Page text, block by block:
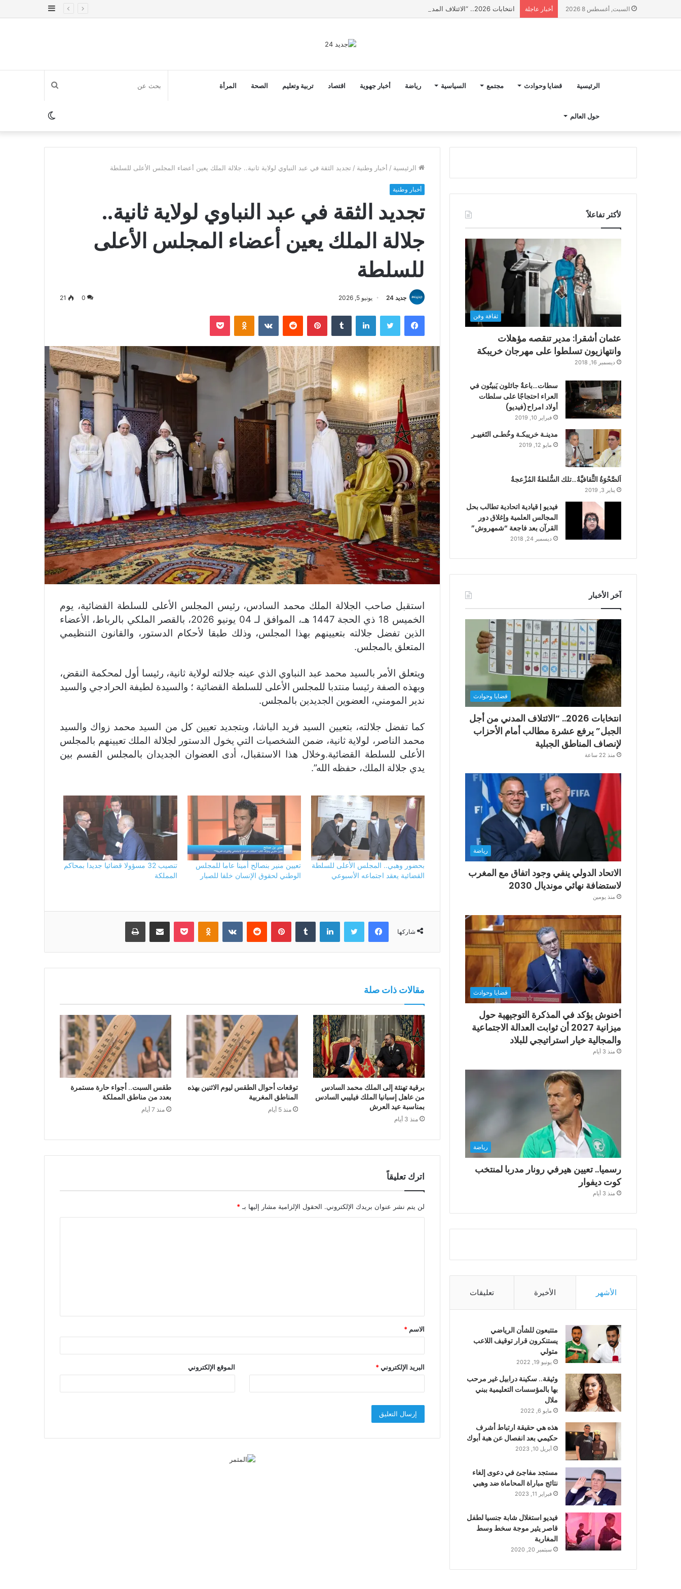
السبت, أغسطس 8 2026 أخبار عاجلة انتخابات 2026.. “الائتلاف المدني من أجل الجبل” يرفع عشرة مطالب أمام الأحزاب لإنصاف المناطق الجبلية
إضافة
الرئيسية قضايا وحوادث مجتمع السياسية رياضة أخبار جهوية اقتصاد تربية وتعليم الصحة المرأة
حول العالم
بحث
عنالوضع
المظلم
الرئيسية / أخبار وطنية / تجديد الثقة في عبد النباوي لولاية ثانية.. جلالة الملك يعين أعضاء المجلس الأعلى للسلطة
أخبار وطنية
تجديد الثقة في عبد النباوي لولاية ثانية..
جلالة الملك يعين أعضاء المجلس الأعلى
للسلطة
جديد 24 يونيو 5, 2026 0
21
فيسبوك تويتر لينكدإن بينتيريست Odnoklassniki
بوكيت
استقبل صاحب الجلالة الملك محمد السادس، رئيس المجلس الأعلى للسلطة القضائية، يوم
الخميس 18 ذي الحجة 1447 هـ، الموافق لـ 04 يونيو 2026، بالقصر الملكي بالرباط، الأعضاء
الذين تفضل جلالته بتعيينهم بهذا المجلس، وذلك طبقا لأحكام الدستور، والقانون التنظيمي
المتعلق بالمجلس.
ويتعلق الأمر بالسيد محمد عبد النباوي الذي عينه جلالته لولاية ثانية، رئيسا أول لمحكمة النقض،
وبهذه الصفة رئيسا منتدبا للمجلس الأعلى للسلطة القضائية ؛ والسيدة لطيفة الحرادجي والسيد
ندير المومني، العضوين الجديدين بالمجلس.
كما تفضل جلالته، بتعيين السيد فريد الباشا، وبتجديد تعيين كل من السيد محمد زواك والسيد
محمد الناصر، لولاية ثانية، ضمن الشخصيات التي يخول الدستور لجلالة الملك تعيينهم بالمجلس
الأعلى للسلطة القضائية.وخلال هذا الاستقبال، أدى العضوان الجديدان بالمجلس القسم بين
يدي جلالة الملك، حفظه الله”.
بحضور وهبي.. المجلس الأعلى للسلطة
القضائية يعقد اجتماعه الأسبوعي
تعيين منير بنصالح أمينا عاما للمجلس
الوطني لحقوق الإنسان خلفا للصبار
تنصيب 32 مسؤولا قضائيا جديدا بمحاكم
المملكة
شاركها
فيسبوك تويتر لينكدإن بينتيريست Odnoklassniki
بوكيت مشاركة عبر البريد طباعة
مقالات ذات صلة
برقية تهنئة إلى الملك محمد السادس
من عاهل إسبانيا الملك فيليبي السادس
بمناسبة عيد العرش
منذ 3 أيام
توقعات أحوال الطقس ليوم الاثنين بهذه
المناطق المغربية
منذ 5 أيام
طقس السبت.. أجواء حارة مستمرة
بعدد من مناطق المملكة
منذ 7 أيام
اترك تعليقاً
لن يتم نشر عنوان بريدك الإلكتروني. الحقول الإلزامية مشار إليها بـ*
ق
*
الاسم *
البريد الإلكتروني* الموقع الإلكتروني
لأكثر تفاعلاً
ثقافة وفن
عثمان أشقرا: مدير تنقصه مؤهلات
وانتهازيون تسلطوا على مهرجان خريبكة
ديسمبر 16, 2018
سطات…باعةٌ جائلون يَبيتُون في
العراء احتجاجًا على سلطات
أولاد امراح(فيديو)
فبراير 10, 2019
مدينـة خريبكـة وخُطـى التَغييـر
مايو 12, 2019
اَلصَّحْوَةُ الثَّقافيَّةُ…تلك السُّلطةُ المُزْعجةُ
يناير 3, 2019
فيديو | قيادية اتحادية تطالب بحل
المجالس العلمية وإغلاق دور
القرآن بعد فاجعة “شمهروش”
ديسمبر 24, 2018
آخر الأخبار
قضايا وحوادث
انتخابات 2026.. “الائتلاف المدني من أجل
الجبل” يرفع عشرة مطالب أمام الأحزاب
لإنصاف المناطق الجبلية
منذ 22 ساعة
رياضة
الاتحاد الدولي ينفي وجود اتفاق مع المغرب
لاستضافة نهائي مونديال 2030
منذ يومين
قضايا وحوادث
أخنوش يؤكد في المذكرة التوجيهية حول
ميزانية 2027 أن ثوابت العدالة الاجتماعية
والمجالية خيار استراتيجي للبلاد
منذ 3 أيام
رياضة
رسميا.. تعيين هيرفي رونار مدربا لمنتخب
كوت ديفوار
منذ 3 أيام
الأشهر الأخيرة تعليقات
متتبعون للشأن الرياضي
يستنكرون قرار توقيف اللاعب
متولي
يونيو 19, 2022
وثيقة.. سكينة درابيل غير مرحب
بها بالمؤسسات التعليمية ببني
ملال
مايو 6, 2022
هذه هي حقيقة ارتباط أشرف
حكيمي بعد انفصال عن هبة أبوك
أبريل 10, 2023
مستجد مفاجئ في دعوى إلغاء
نتائج مباراة المحاماة ضد وهبي
فبراير 11, 2023
فيديو استغلال شابة جنسيا لطفل
قاصر يثير موجة سخط وسط
المغاربة
سبتمبر 20, 2020